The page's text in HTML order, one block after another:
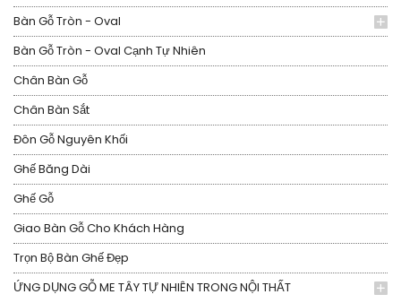
Bàn Gỗ Tròn - Oval
Bàn Gỗ Tròn - Oval Cạnh Tự Nhiên
Chân Bàn Gỗ
Chân Bàn Sắt
Đôn Gỗ Nguyên Khối
Ghế Băng Dài
Ghế Gỗ
Giao Bàn Gỗ Cho Khách Hàng
Trọn Bộ Bàn Ghế Đẹp
ỨNG DỤNG GỖ ME TÂY TỰ NHIÊN TRONG NỘI THẤT